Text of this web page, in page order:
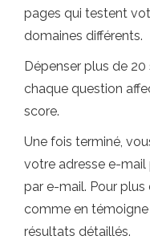
pages qui testent
domaines différents.
Dépenser plus de
chaque question
score.
Une fois terminé,
votre adresse e-
par e-mail. Pour
comme en
résultats détaillés.